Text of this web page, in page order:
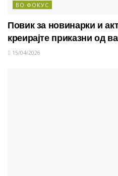
ВО ФОКУС
Повик за новинарки и
креирајте приказни од
15/04/2026